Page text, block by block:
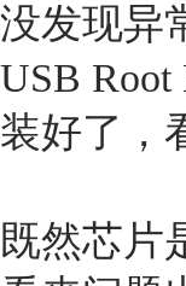
没发现异
USB
装好了，
既然芯片